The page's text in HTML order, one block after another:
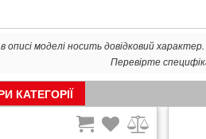
описі моделі носить довідковий
Перевірте
КАТЕГОРІЇ